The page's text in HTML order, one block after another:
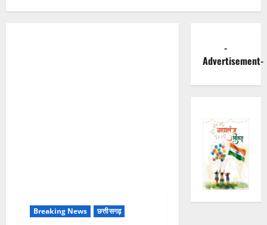
Breaking News छत्तीसगढ़
-
Advertisement-